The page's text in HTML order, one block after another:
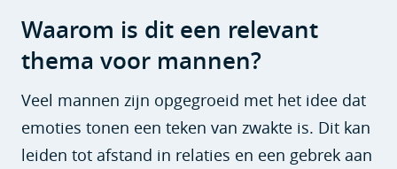
Waarom is dit een relevant
thema voor mannen?
Veel mannen zijn opgegroeid met het idee dat
emoties tonen een teken van zwakte is. Dit kan
leiden tot afstand in relaties en een gebrek aan